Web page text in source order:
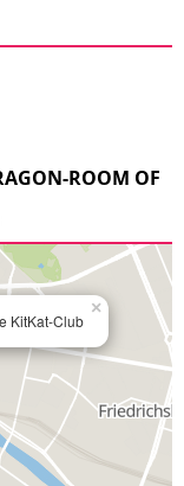
ROOM OF
KitKat-Club
×